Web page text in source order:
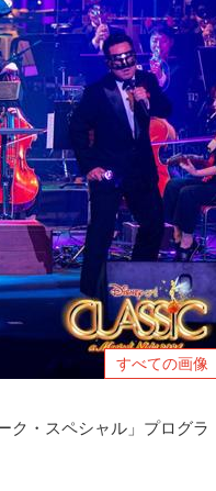
すべての画像
ク・スペシャル」プログラ